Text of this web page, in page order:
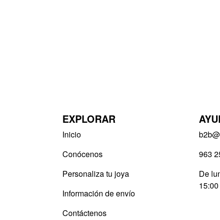
963
De
15:00
EXPLORAR
Inicio
Conócenos
Personaliza tu joya
Información de envío
Contáctenos